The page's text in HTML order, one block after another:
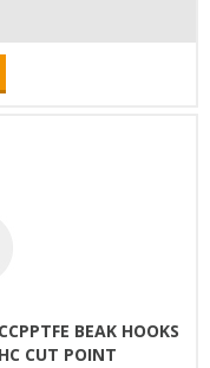
BEAK HOOKS
CUT POINT